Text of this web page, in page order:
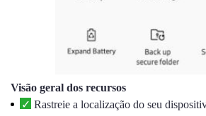
Visão geral dos recursos
Rastreie a localização do seu